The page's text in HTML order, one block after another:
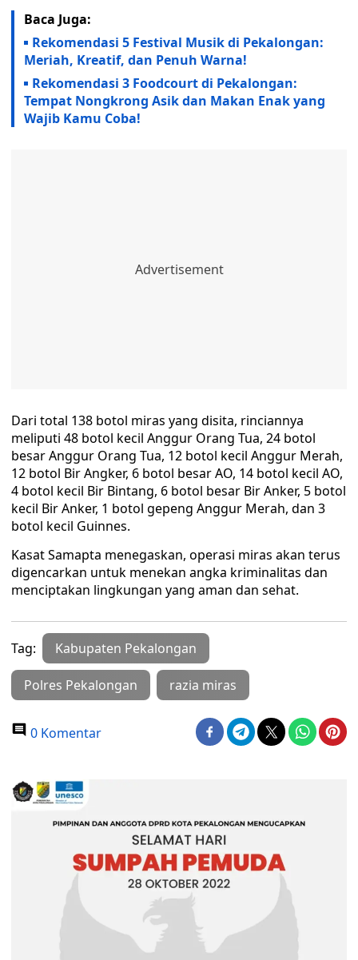
Baca Juga:
Rekomendasi 5 Festival Musik di Pekalongan:
Meriah, Kreatif, dan Penuh Warna!
Rekomendasi 3 Foodcourt di Pekalongan:
Tempat Nongkrong Asik dan Makan Enak yang
Wajib Kamu Coba!
Dari total 138 botol miras yang disita, rinciannya
meliputi 48 botol kecil Anggur Orang Tua, 24 botol
besar Anggur Orang Tua, 12 botol kecil Anggur Merah,
12 botol Bir Angker, 6 botol besar AO, 14 botol kecil AO,
4 botol kecil Bir Bintang, 6 botol besar Bir Anker, 5 botol
kecil Bir Anker, 1 botol gepeng Anggur Merah, dan 3
botol kecil Guinnes.
Kasat Samapta menegaskan, operasi miras akan terus
digencarkan untuk menekan angka kriminalitas dan
menciptakan lingkungan yang aman dan sehat.
Tag: Kabupaten Pekalongan
Polres Pekalongan razia miras
0 Komentar